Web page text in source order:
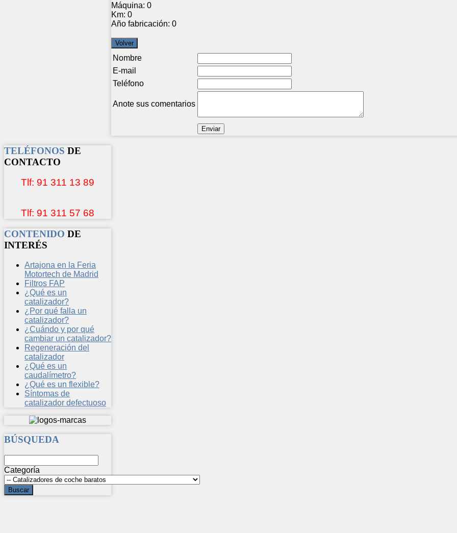
Máquina: 0
Km: 0
Año fabricación: 0
Nombre
E-mail
Teléfono
Anote sus comentarios
TELÉFONOS DE
CONTACTO
Tlf: 91 311 13 89
Tlf: 91 311 57 68
CONTENIDO DE
INTERÉS
Artajona en la Feria
Motortech de Madrid
Filtros FAP
¿Qué es un
catalizador?
¿Por qué falla un
catalizador?
¿Cuándo y por qué
cambiar un catalizador?
Regeneración del
catalizador
¿Qué es un
caudalímetro?
¿Qué es un flexible?
Síntomas de
catalizador defectuoso
BÚSQUEDA
Categoría